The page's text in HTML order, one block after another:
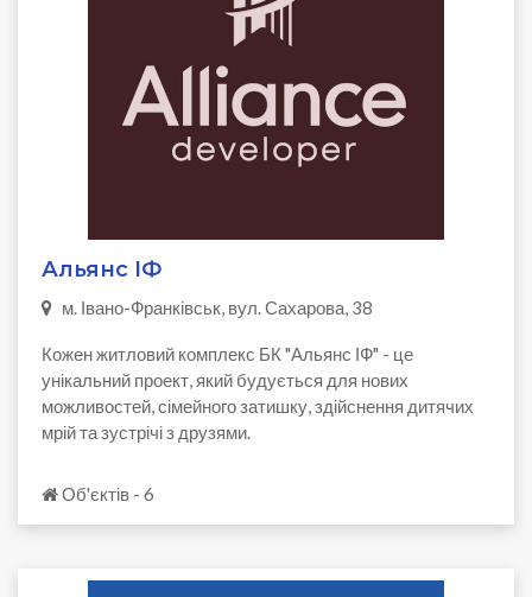
Альянс ІФ
м. Івано-Франківськ, вул. Сахарова, 38
Кожен житловий комплекс БК "Альянс ІФ" - це
унікальний проект, який будується для нових
можливостей, сімейного затишку, здійснення дитячих
мрій та зустрічі з друзями.
Об'єктів - 6